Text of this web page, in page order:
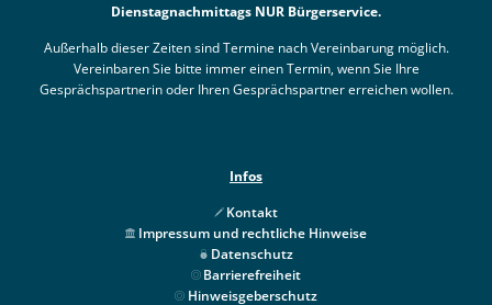
Dienstagnachmittags NUR Bürgerservice.
Außerhalb dieser Zeiten sind Termine nach Vereinbarung möglich.
Vereinbaren Sie bitte immer einen Termin, wenn Sie Ihre
Gesprächspartnerin oder Ihren Gesprächspartner erreichen wollen.
Infos
Kontakt
Impressum und rechtliche Hinweise
Datenschutz
Barrierefreiheit
Hinweisgeberschutz